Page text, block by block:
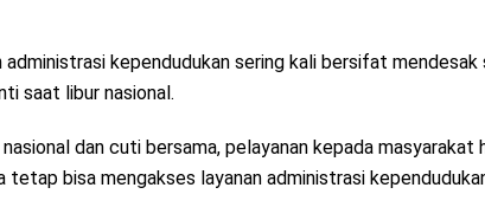
administrasi kependudukan sering kali bersifat mendesak
saat libur nasional.
nasional dan cuti bersama, pelayanan kepada
tetap bisa mengakses layanan administrasi